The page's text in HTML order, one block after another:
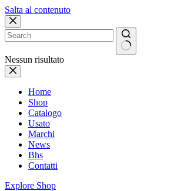
Salta al contenuto
Nessun risultato
Home
Shop
Catalogo
Usato
Marchi
News
Bhs
Contatti
Explore Shop